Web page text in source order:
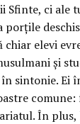
Sfinte, ci
porțile
elevi
și
sintonie. Ei
comune:
În